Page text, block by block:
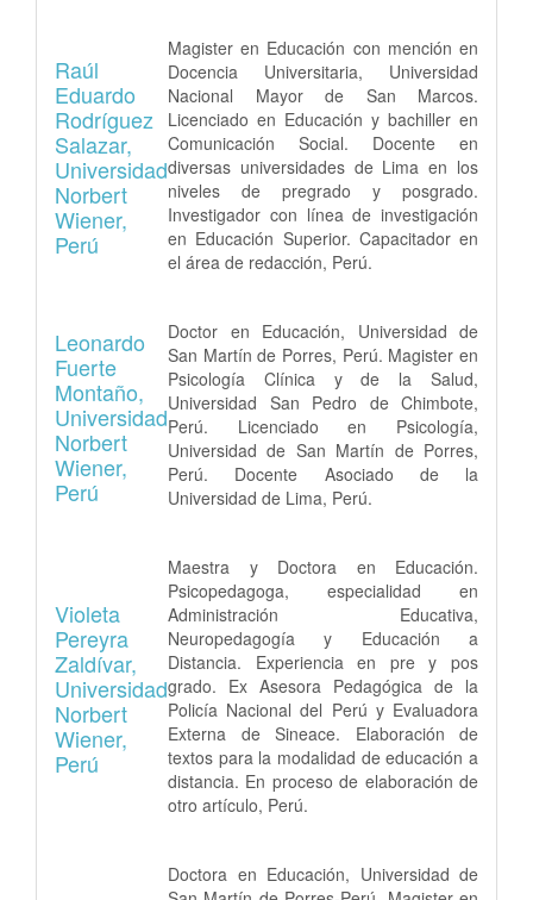
Raúl
Eduardo
Rodríguez
Salazar,
Universidad
Norbert
Wiener,
Perú
Magister en Educación con mención en
Docencia Universitaria, Universidad
Nacional Mayor de San Marcos.
Licenciado en Educación y bachiller en
Comunicación Social. Docente en
diversas universidades de Lima en los
niveles de pregrado y posgrado.
Investigador con línea de investigación
en Educación Superior. Capacitador en
el área de redacción, Perú.
Leonardo
Fuerte
Montaño,
Universidad
Norbert
Wiener,
Perú
Doctor en Educación, Universidad de
San Martín de Porres, Perú. Magister en
Psicología Clínica y de la Salud,
Universidad San Pedro de Chimbote,
Perú. Licenciado en Psicología,
Universidad de San Martín de Porres,
Perú. Docente Asociado de la
Universidad de Lima, Perú.
Violeta
Pereyra
Zaldívar,
Universidad
Norbert
Wiener,
Perú
Maestra y Doctora en Educación.
Psicopedagoga, especialidad en
Administración Educativa,
Neuropedagogía y Educación a
Distancia. Experiencia en pre y pos
grado. Ex Asesora Pedagógica de la
Policía Nacional del Perú y Evaluadora
Externa de Sineace. Elaboración de
textos para la modalidad de educación a
distancia. En proceso de elaboración de
otro artículo, Perú.
Doctora en Educación, Universidad de